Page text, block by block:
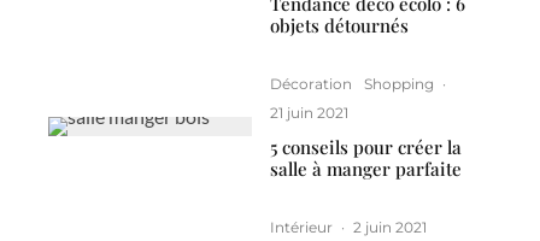
objets détournés
Décoration Shopping ·
21 juin 2021
5 conseils pour créer la
salle à manger parfaite
Intérieur · 2 juin 2021